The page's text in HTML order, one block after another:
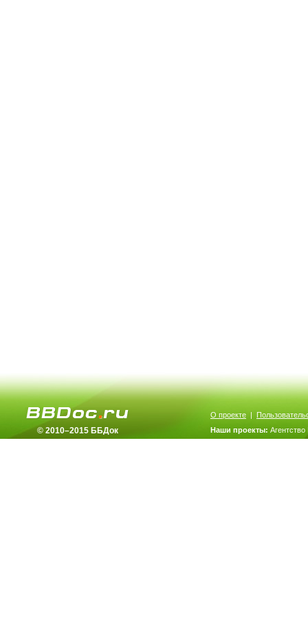
© 2010–2015 ББДок
О проекте |
Наши проекты: